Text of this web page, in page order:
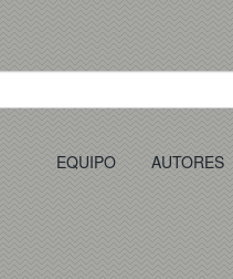
EQUIPO AUTORES